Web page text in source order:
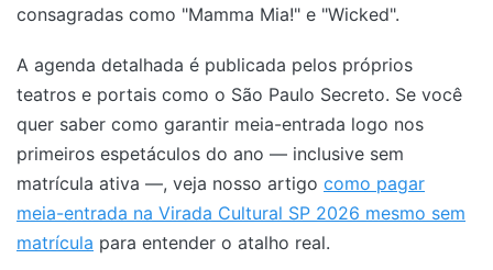
consagradas como "Mamma Mia!" e "Wicked".
A agenda detalhada é publicada pelos próprios
teatros e portais como o São Paulo Secreto. Se você
quer saber como garantir meia-entrada logo nos
primeiros espetáculos do ano — inclusive sem
matrícula ativa —, veja nosso artigo como pagar
meia-entrada na Virada Cultural SP 2026 mesmo sem
matrícula para entender o atalho real.